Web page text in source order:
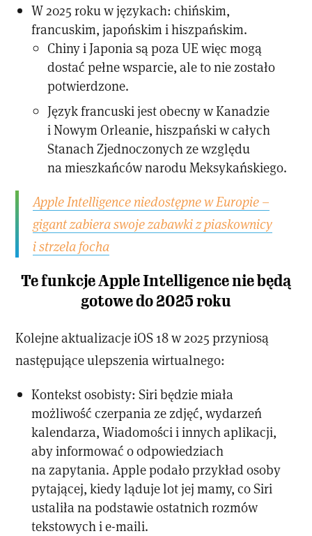
W 2025 roku w językach: chińskim,
francuskim, japońskim i hiszpańskim.
Chiny i Japonia są poza UE więc mogą
dostać pełne wsparcie, ale to nie zostało
potwierdzone.
Język francuski jest obecny w Kanadzie
i Nowym Orleanie, hiszpański w całych
Stanach Zjednoczonych ze względu
na mieszkańców narodu Meksykańskiego.
Apple Intelligence niedostępne w Europie –
gigant zabiera swoje zabawki z piaskownicy
i strzela focha
Te funkcje Apple Intelligence nie będą
gotowe do 2025 roku
Kolejne aktualizacje iOS 18 w 2025 przyniosą
następujące ulepszenia wirtualnego:
Kontekst osobisty: Siri będzie miała
możliwość czerpania ze zdjęć, wydarzeń
kalendarza, Wiadomości i innych aplikacji,
aby informować o odpowiedziach
na zapytania. Apple podało przykład osoby
pytającej, kiedy ląduje lot jej mamy, co Siri
ustaliła na podstawie ostatnich rozmów
tekstowych i e-maili.